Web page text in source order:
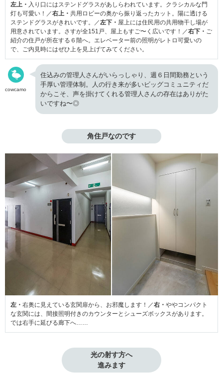
左上・ 入り口にはステンドグラスがあしらわれています。クラシカルな門
灯も可愛い！／右上・ 共用ロビーの奥から振り返ったカット。陽に透ける
ステンドグラスがきれいです。／左下・ 屋上には住民用の共用物干し場が
用意されています。さすが全151戸、屋上もすご〜く広いです！／右下・ ご
紹介の住戸が所在する６階へ。エレベーター前の照明がレトロ可愛いの
で、ご内見時にはぜひ上を見上げてみてください。
cowcamo
住込みの管理人さんがいらっしゃり、週６日間勤務という
手厚い管理体制。人の行き来が多いビッグコミュニティだ
からこそ、声を掛けてくれる管理人さんの存在はありがた
いですね〜◎
角住戸なのです
左・ 右奥に見えている玄関扉から、お邪魔します！／右・ ややコンパクト
な玄関には、間接照明付きのカウンターとシューズボックスがあります。
では右手に延びる廊下へ……
光の射す方へ
進みます